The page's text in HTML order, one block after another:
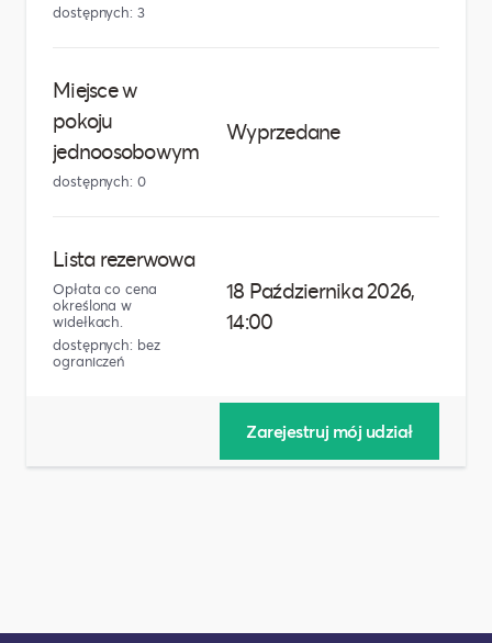
dostępnych: 3
Miejsce w
pokoju
jednoosobowym
dostępnych: 0
Wyprzedane
Lista rezerwowa
Opłata co cena
określona w
widełkach.
dostępnych: bez
ograniczeń
18 Października 2026,
14:00